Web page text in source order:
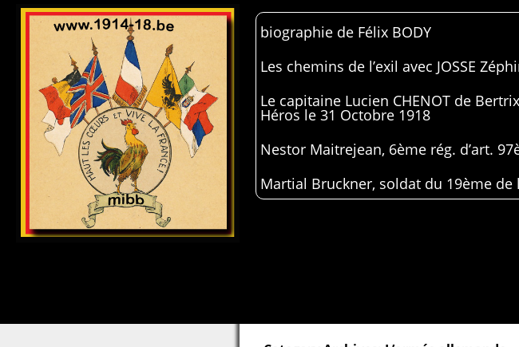
biographie de Félix BODY
Les chemins de l’exil avec JOSSE
Le capitaine Lucien CHENOT de
Héros le 31 Octobre 1918
Nestor Maitrejean, 6ème rég. d’art.
Martial Bruckner, soldat du 19ème de